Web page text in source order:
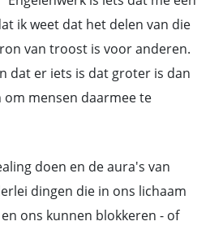
ik weet dat het delen van die
van troost is voor anderen.
dat er iets is dat groter is dan
om mensen daarmee te
doen en de aura's van
dingen die in ons lichaam
ons kunnen blokkeren - of